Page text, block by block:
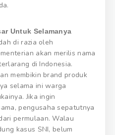
Untuk Selamanya
di razia oleh
akan merilis nama
di Indonesia.
membikin brand produk
selama ini warga
Jika ingin
pengusaha sepatutnya
permulaan. Walau
kasus SNI, belum